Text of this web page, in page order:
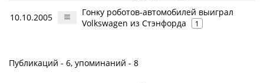
10.10.2005
Гонку роботов-автомобилей выиграл
Volkswagen из Стэнфорда
1
Публикаций - 6, упоминаний - 8